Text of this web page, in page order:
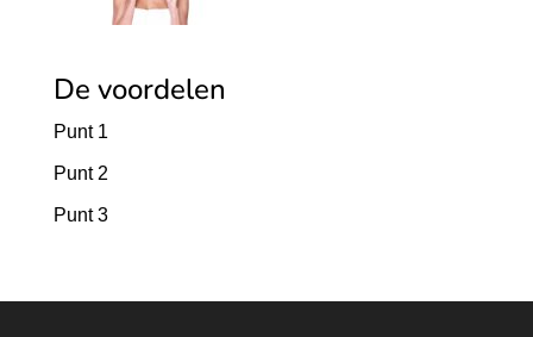
De voordelen
Punt 1
Punt 2
Punt 3